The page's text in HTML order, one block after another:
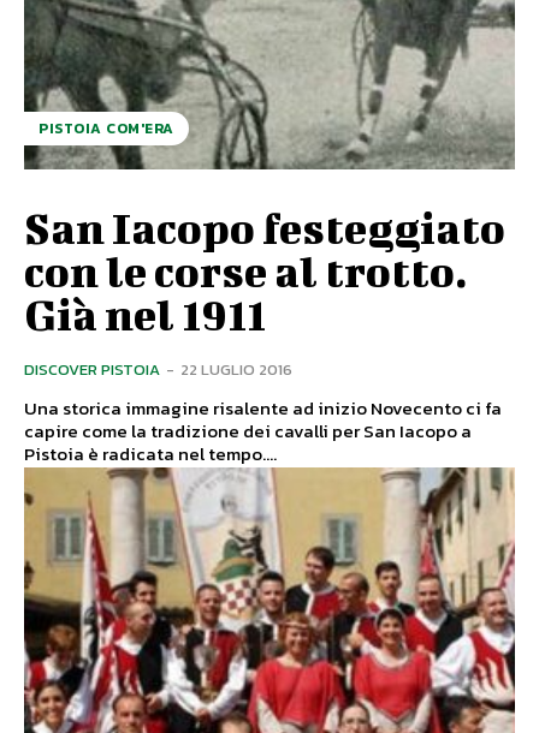
PISTOIA COM'ERA
San Iacopo festeggiato
con le corse al trotto.
Già nel 1911
DISCOVER PISTOIA - 22 LUGLIO 2016
Una storica immagine risalente ad inizio Novecento ci fa
capire come la tradizione dei cavalli per San Iacopo a
Pistoia è radicata nel tempo....